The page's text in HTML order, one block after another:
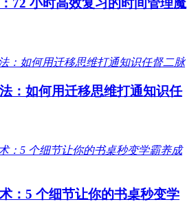
72 小时高效复习的时间管理魔
：如何用迁移思维打通知识任
：5 个细节让你的书桌秒变学